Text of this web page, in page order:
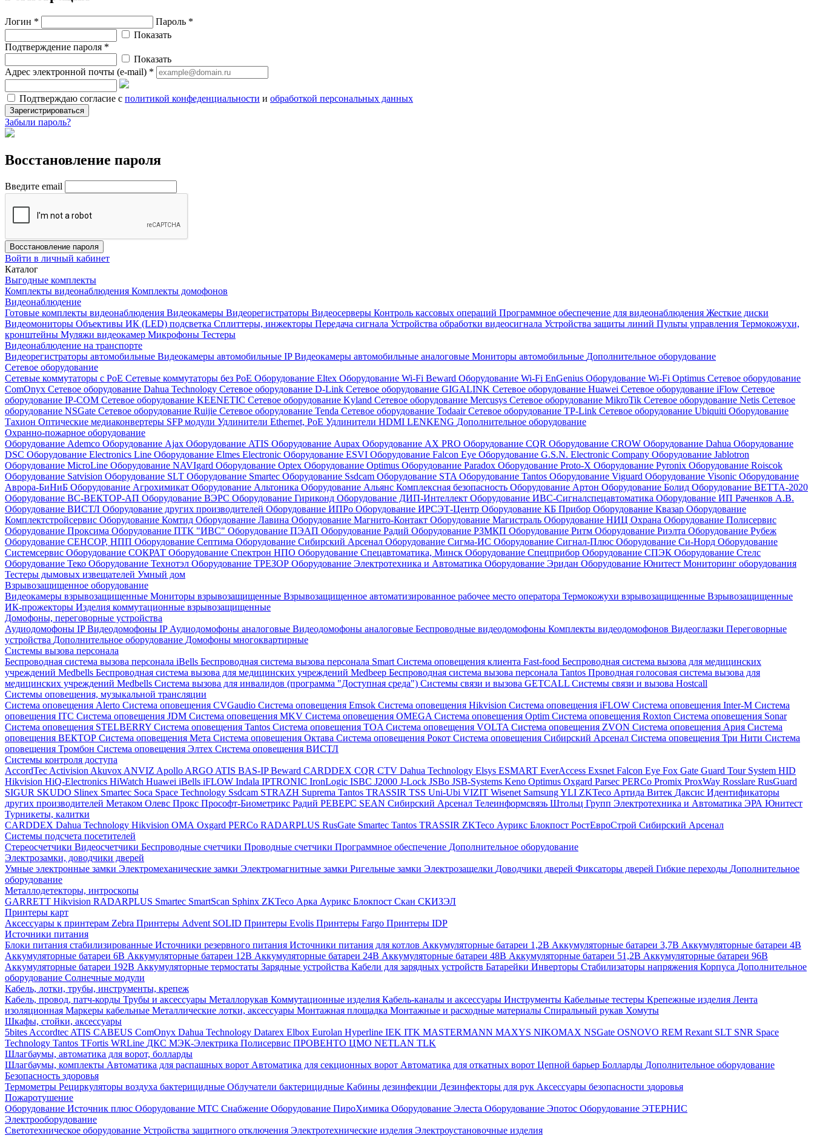
Логин *
Пароль *
Показать
Подтверждение пароля *
Показать
Адрес электронной почты (e-mail) *
Подтверждаю согласие с политикой конфеденциальности и обработкой персональных данных
Зарегистрироваться
Забыли пароль?
Восстановление пароля
Введите email
Восстановление пароля
Войти в личный кабинет
Каталог
Выгодные комплекты
Комплекты видеонаблюдения Комплекты домофонов
Видеонаблюдение
Готовые комплекты видеонаблюдения Видеокамеры Видеорегистраторы Видеосерверы Контроль кассовых операций Программное обеспечение для видеонаблюдения Жесткие диски
Видеомониторы Объективы ИК (LED) подсветка Сплиттеры, инжекторы Передача сигнала Устройства обработки видеосигнала Устройства защиты линий Пульты управления Термокожухи,
кронштейны Муляжи видеокамер Микрофоны Тестеры
Видеонаблюдение на транспорте
Видеорегистраторы автомобильные Видеокамеры автомобильные IPВидеокамеры автомобильные аналоговые Мониторы автомобильные Дополнительное оборудование
Сетевое оборудование
Сетевые коммутаторы с РоЕ Сетевые коммутаторы без РоЕ Оборудование Eltex Оборудование Wi-Fi Beward Оборудование Wi-Fi EnGenius Оборудование Wi-Fi Optimus Сетевое оборудование
ComOnyx Сетевое оборудование Dahua Technology Сетевое оборудование D-Link Сетевое оборудование GIGALINK Сетевое оборудование Huawei Сетевое оборудование iFlow Сетевое
оборудование IP-COM Сетевое оборудование KEENETIC Сетевое оборудование Kyland Сетевое оборудование Mercusys Сетевое оборудование MikroTik Сетевое оборудование Netis Сетевое
оборудование NSGate Сетевое оборудование Ruijie Сетевое оборудование Tenda Сетевое оборудование TodaairСетевое оборудование TP-Link Сетевое оборудование Ubiquiti Оборудование
Тахион Оптические медиаконвертеры SFP модули Удлинители Ethernet, PoE Удлинители HDMI LENKENG Дополнительное оборудование
Охранно-пожарное оборудование
Оборудование Ademco Оборудование Ajax Оборудование ATIS Оборудование Aupax Оборудование AX PRO Оборудование CQR Оборудование CROW Оборудование Dahua Оборудование
DSC Оборудование Electronics Line Оборудование Elmes Electronic Оборудование ESVI Оборудование Falcon Eye Оборудование G.S.N. Electronic Company Оборудование Jablotron
Оборудование MicroLine Оборудование NAVIgard Оборудование Optex Оборудование Optimus Оборудование Paradox Оборудование Proto-X Оборудование Pyronix Оборудование Roiscok
Оборудование Satvision Оборудование SLT Оборудование Smartec Оборудование Ssdcam Оборудование STA Оборудование Tantos Оборудование Viguard Оборудование Visonic Оборудование
Аврора-БиНиБ Оборудование Агрохимикат Оборудование Альтоника Оборудование Альянс Комплексная безопасность Оборудование Артон Оборудование Болид Оборудование ВЕТТА-2020
Оборудование ВС-ВЕКТОР-АП Оборудование ВЭРС Оборудование Гириконд Оборудование ДИП-Интеллект Оборудование ИВС-Сигналспецавтоматика Оборудование ИП Раченков А.В.
Оборудование ВИСТЛ Оборудование других производителей Оборудование ИПРо Оборудование ИРСЭТ-Центр Оборудование КБ Прибор Оборудование Квазар Оборудование
Комплектстройсервис Оборудование Комтид Оборудование Лавина Оборудование Магнито-Контакт Оборудование Магистраль Оборудование НИЦ Охрана Оборудование Полисервис
Оборудование Проксима Оборудование ПТК "ИВС" Оборудование ПЭАП Оборудование Радий Оборудование РЗМКП Оборудование Ритм Оборудование Риэлта Оборудование Рубеж
Оборудование СЕНСОР, НПП Оборудование Септима Оборудование Сибирский Арсенал Оборудование Сигма-ИС Оборудование Сигнал-Плюс Оборудование Си-Норд Оборудование
Системсервис Оборудование СОКРАТ Оборудование Спектрон НПО Оборудование Спецавтоматика, Минск Оборудование Спецприбор Оборудование СПЭК Оборудование Стелс
Оборудование Теко Оборудование Технотэл Оборудование ТРЕЗОР Оборудование Электротехника и Автоматика Оборудование Эридан Оборудование Юнитест Мониторинг оборудования
Тестеры дымовых извещателей Умный дом
Взрывозащищенное оборудование
Видеокамеры взрывозащищенные Мониторы взрывозащищенные Взрывозащищенное автоматизированное рабочее место оператора Термокожухи взрывозащищенные Взрывозащищенные
ИК-прожекторы Изделия коммутационные взрывозащищенные
Домофоны, переговорные устройства
Аудиодомофоны IPВидеодомофоны IP Аудиодомофоны аналоговые Видеодомофоны аналоговые Беспроводные видеодомофоны Комплекты видеодомофонов Видеоглазки Переговорные
устройства Дополнительное оборудование Домофоны многоквартирные
Системы вызова персонала
Беспроводная система вызова персонала iBells Беспроводная система вызова персонала Smart Система оповещения клиента Fast-food Беспроводная система вызова для медицинских
учреждений Medbells Беспроводная система вызова для медицинских учреждений Medbeep Беспроводная система вызова персонала Tantos Проводная голосовая система вызова для
медицинских учреждений Medbells Система вызова для инвалидов (программа "Доступная среда") Системы связи и вызова GETCALL Системы связи и вызова Hostcall
Системы оповещения, музыкальной трансляции
Система оповещения Alerto Система оповещения CVGaudio Система оповещения Emsok Система оповещения Hikvision Система оповещения iFLOW Система оповещения Inter-M Система
оповещения ITC Система оповещения JDM Система оповещения MKV Система оповещения OMEGA Система оповещения Optim Система оповещения Roxton Система оповещения Sonar
Система оповещения STELBERRY Система оповещения Tantos Система оповещения TOA Система оповещения VOLTA Система оповещения ZVON Система оповещения Ария Система
оповещения ВЕКТОР Система оповещения Мета Система оповещения Октава Система оповещения Рокот Система оповещения Сибирский Арсенал Система оповещения Три Нити Система
оповещения Тромбон Система оповещения Элтех Система оповещения ВИСТЛ
Системы контроля доступа
AccordTec Activision Akuvox ANVIZ Apollo ARGO ATIS BAS-IPBeward CARDDEX CQR CTV Dahua Technology Elsys ESMART EverAccess Exsnet Falcon Eye Fox Gate Guard Tour System HID
Hikvision HiQ-Electronics HiWatch Huawei iBells iFLOW Indala IPTRONIC IronLogic ISBC J2000 J-Lock JSBo JSB-Systems Keno Optimus Oxgard Parsec PERCo Promix ProxWay Rosslare RusGuard
SIGUR SKUDO Slinex Smartec Soca Space Technology Ssdcam STRAZH Suprema Tantos TRASSIR TSS Uni-Ubi VIZIT Wisenet SamsungYLI ZKTeco Артида Витек Даксис Идентификаторы
других производителей Метаком Олевс Прокс Прософт-Биометрикс Радий РЕВЕРС SEAN Сибирский Арсенал Телеинформсвязь Штольц Групп Электротехника и Автоматика ЭРА Юнитест
Турникеты, калитки
CARDDEX Dahua Technology Hikvision ОМА Oxgard PERCo RADARPLUS RusGate Smartec Tantos TRASSIR ZKTeco Аурикс Блокпост РостЕвроСтрой Сибирский Арсенал
Системы подсчета посетителей
Стереосчетчики Видеосчетчики Беспроводные счетчики Проводные счетчики Программное обеспечение Дополнительное оборудование
Электрозамки, доводчики дверей
Умные электронные замки Электромеханические замки Электромагнитные замки Ригельные замки Электрозащелки Доводчики дверей Фиксаторы дверей Гибкие переходы Дополнительное
оборудование
Металлодетекторы, интроскопы
GARRETT Hikvision RADARPLUS Smartec SmartScan Sphinx ZKTeco Арка Аурикс Блокпост Скан СКИЗЭЛ
Принтеры карт
Аксессуары к принтерам Zebra Принтеры Advent SOLID Принтеры Evolis Принтеры Fargo Принтеры IDP
Источники питания
Блоки питания стабилизированные Источники резервного питания Источники питания для котлов Аккумуляторные батареи 1,2В Аккумуляторные батареи 3,7В Аккумуляторные батареи 4В
Аккумуляторные батареи 6В Аккумуляторные батареи 12В Аккумуляторные батареи 24В Аккумуляторные батареи 48В Аккумуляторные батареи 51,2В Аккумуляторные батареи 96В
Аккумуляторные батареи 192В Аккумуляторные термостаты Зарядные устройства Кабели для зарядных устройств Батарейки Инверторы Стабилизаторы напряжения Корпуса Дополнительное
оборудование Солнечные модули
Кабель, лотки, трубы, инструменты, крепеж
Кабель, провод, патч-корды Трубы и аксессуары Металлорукав Коммутационные изделия Кабель-каналы и аксессуары Инструменты Кабельные тестеры Крепежные изделия Лента
изоляционная Маркеры кабельные Металлические лотки, аксессуары Монтажная площадка Монтажные и расходные материалы Спиральный рукав Хомуты
Шкафы, стойки, аксессуары
5bites Accordtec ATIS CABEUS ComOnyx Dahua Technology Datarex Elbox Eurolan Hyperline IEK ITK MASTERMANN MAXYS NIKOMAX NSGate OSNOVO REM Rexant SLT SNR Space
Technology Tantos TFortis WRLine ДКС МЭК-Электрика Полисервис ПРОВЕНТО ЦМО NETLAN TLK
Шлагбаумы, автоматика для ворот, болларды
Шлагбаумы, комплекты Автоматика для распашных ворот Автоматика для секционных ворот Автоматика для откатных ворот Цепной барьер Болларды Дополнительное оборудование
Безопасность здоровья
Термометры Рециркуляторы воздуха бактерицидные Облучатели бактерицидные Кабины дезинфекции Дезинфекторы для рук Аксессуары безопасности здоровья
Пожаротушение
Оборудование Источник плюс Оборудование МТС Снабжение Оборудование ПироХимика Оборудование Элеста Оборудование Эпотос Оборудование ЭТЕРНИС
Электрооборудование
Светотехническое оборудование Устройства защитного отключения Электротехнические изделия Электроустановочные изделия